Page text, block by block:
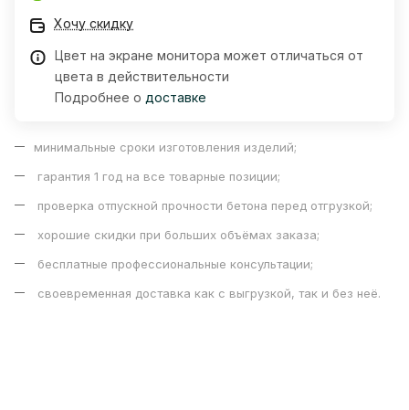
Хочу скидку
Цвет на экране монитора может отличаться от
цвета в действительности
Подробнее о доставке
минимальные сроки изготовления изделий;
гарантия 1 год на все товарные позиции;
проверка отпускной прочности бетона перед отгрузкой;
хорошие скидки при больших объёмах заказа;
бесплатные профессиональные консультации;
своевременная доставка как с выгрузкой, так и без неё.